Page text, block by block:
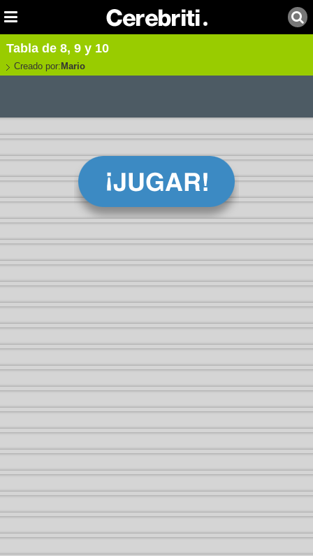
Tabla de 8, 9 y 10
Creado por: Mario